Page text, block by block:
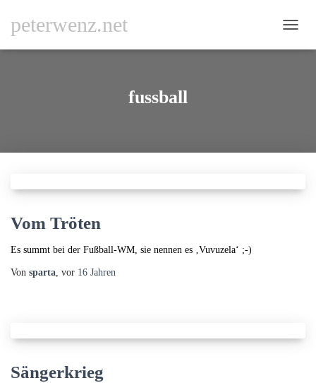
peterwenz.net
fussball
Vom Tröten
Es summt bei der Fußball-WM, sie nennen es ‚Vuvuzela‘ ;-)
Von sparta, vor 16 Jahren
Sängerkrieg